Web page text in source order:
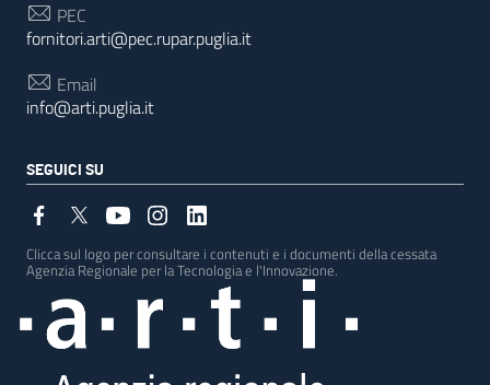
PEC
fornitori.arti@pec.rupar.puglia.it
Email
info@arti.puglia.it
SEGUICI SU
Clicca sul logo per consultare i contenuti e i documenti della cessata
Agenzia Regionale per la Tecnologia e l'Innovazione.